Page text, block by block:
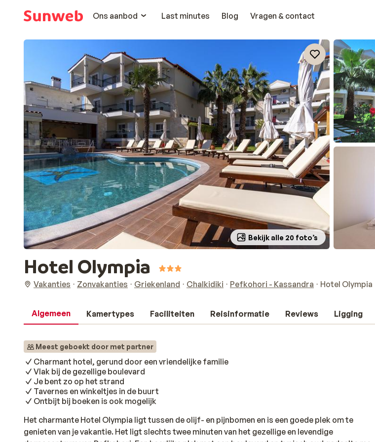
Ons aanbod
Last minutes Blog Vragen & contact
Bekijk alle 20 foto’s
Hotel Olympia
Vakanties Zonvakanties Griekenland Chalkidiki Pefkohori - Kassandra Hotel Olympia
Algemeen Kamertypes Faciliteiten Reisinformatie Reviews Ligging
Meest geboekt door met partner
Charmant hotel, gerund door een vriendelijke familie
Vlak bij de gezellige boulevard
Je bent zo op het strand
Tavernes en winkeltjes in de buurt
Ontbijt bij boeken is ook mogelijk
Het charmante Hotel Olympia ligt tussen de olijf- en pijnbomen en is een goede plek om te
genieten van je vakantie. Het ligt slechts twee minuten van het gezellige en levendige